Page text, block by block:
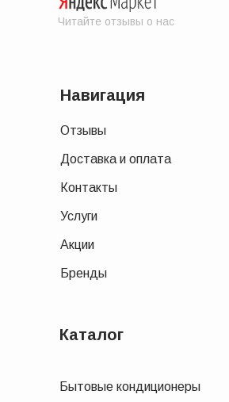
Навигация
Доставка и оплата
Отзывы
Контакты
Услуги
Акции
Бренды
Каталог
Бытовые кондиционеры
Читайте отзывы о нас